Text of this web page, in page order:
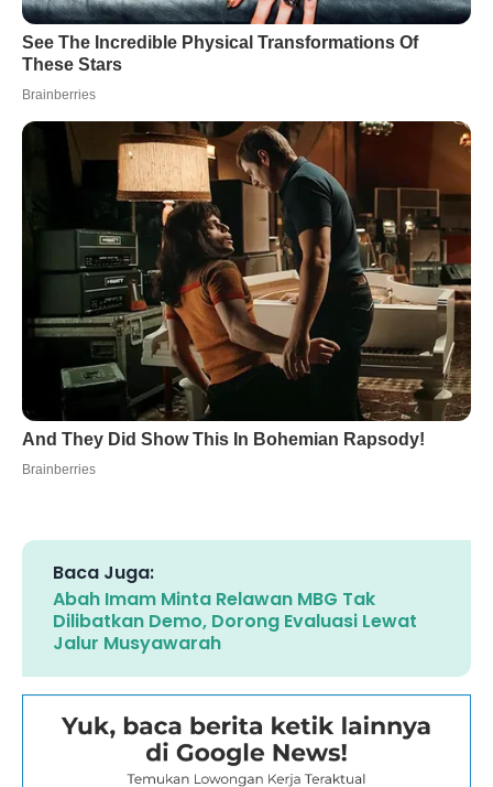
Baca Juga:
Abah Imam Minta Relawan MBG Tak
Dilibatkan Demo, Dorong Evaluasi Lewat
Jalur Musyawarah